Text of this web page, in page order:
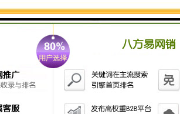
，进行厌氧消化，减少有机物负荷。
沉淀设备**：加入絮凝剂，以促进污水
，从而净化水质。
：常用臭氧、或紫外线进行消毒，确保
关标准。
统**：对产生的污泥进行脱水、干化等